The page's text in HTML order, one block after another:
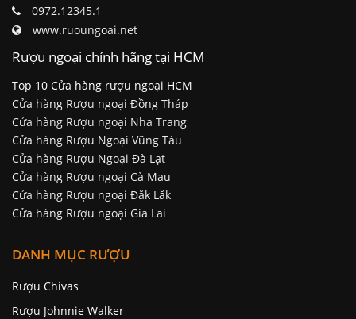
0972.12345.1
www.ruoungoai.net
Rượu ngoại chính hãng tại HCM
Top 10 Cửa hàng rượu ngoại HCM
Cửa hàng Rượu ngoại Đồng Tháp
Cửa hàng Rượu ngoại Nha Trang
Cửa hàng Rượu Ngoại Vũng Tàu
Cửa hàng Rượu Ngoại Đà Lạt
Cửa hàng Rượu ngoại Cà Mau
Cửa hàng Rượu ngoại Đăk Lăk
Cửa hàng Rượu ngoại Gia Lai
DANH MỤC RƯỢU
Rượu Chivas
Rượu Johnnie Walker